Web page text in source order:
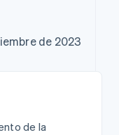
de 2023
de la